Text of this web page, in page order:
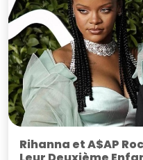
Rihanna et A$AP